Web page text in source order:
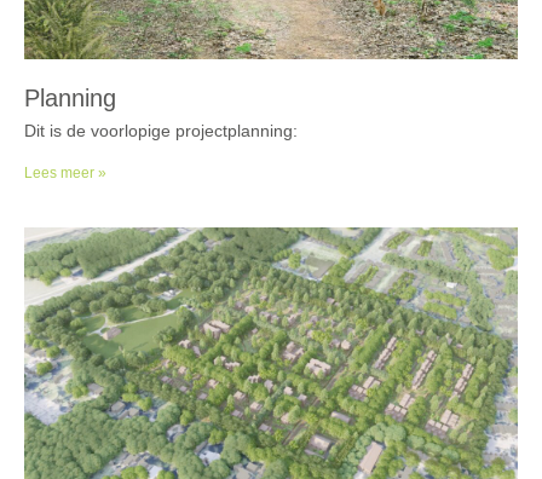
Planning
Dit is de voorlopige projectplanning:
Lees meer »